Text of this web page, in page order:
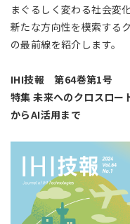
海外事務所
海外現地法人/合弁
まぐるしく変わる社会変
新たな方向性を模索する
の最前線を紹介します。
IHI技報 第64巻第1号
特集 未来へのクロスロー
からAI活用まで